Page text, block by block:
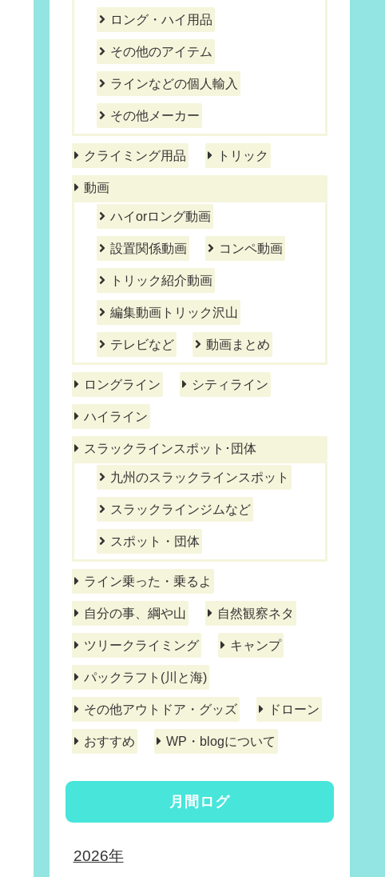
ロング・ハイ用品
その他のアイテム
ラインなどの個人輸入
その他メーカー
クライミング用品 トリック
動画
ハイorロング動画
設置関係動画 コンペ動画
トリック紹介動画
編集動画トリック沢山
テレビなど 動画まとめ
ロングライン シティライン
ハイライン
スラックラインスポット･団体
九州のスラックラインスポット
スラックラインジムなど
スポット・団体
ライン乗った・乗るよ
自分の事、綱や山 自然観察ネタ
ツリークライミング キャンプ
パックラフト(川と海)
その他アウトドア・グッズ ドローン
おすすめ WP・blogについて
月間ログ
2026年